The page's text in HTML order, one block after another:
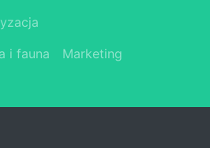
i fauna
Marketing